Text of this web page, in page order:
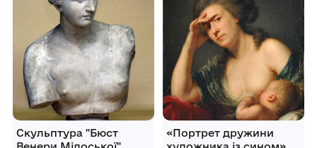
Скульптура "Бюст
«Портрет дружини